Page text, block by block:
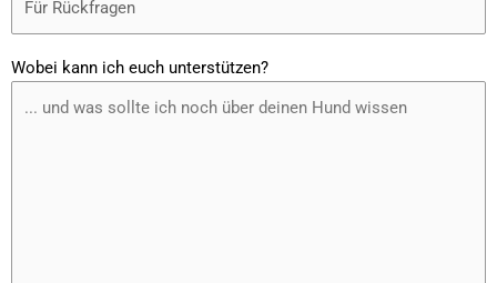
Wobei kann ich euch unterstützen?